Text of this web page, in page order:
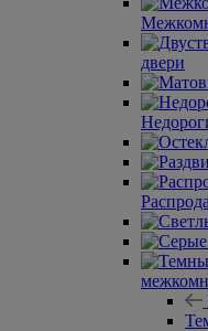
двери